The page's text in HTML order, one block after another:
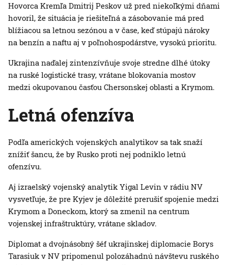
Hovorca Kremľa Dmitrij Peskov už pred niekoľkými dňami
hovoril, že situácia je riešiteľná a zásobovanie má pred
blížiacou sa letnou sezónou a v čase, keď stúpajú nároky
na benzín a naftu aj v poľnohospodárstve, vysokú prioritu.
Ukrajina naďalej zintenzívňuje svoje stredne dlhé útoky
na ruské logistické trasy, vrátane blokovania mostov
medzi okupovanou časťou Chersonskej oblasti a Krymom.
Letná ofenzíva
Podľa amerických vojenských analytikov sa tak snaží
znížiť šancu, že by Rusko proti nej podniklo letnú
ofenzívu.
Aj izraelský vojenský analytik Yigal Levin v rádiu NV
vysvetľuje, že pre Kyjev je dôležité prerušiť spojenie medzi
Krymom a Doneckom, ktorý sa zmenil na centrum
vojenskej infraštruktúry, vrátane skladov.
Diplomat a dvojnásobný šéf ukrajinskej diplomacie Borys
Tarasiuk v NV pripomenul polozáhadnú návštevu ruského